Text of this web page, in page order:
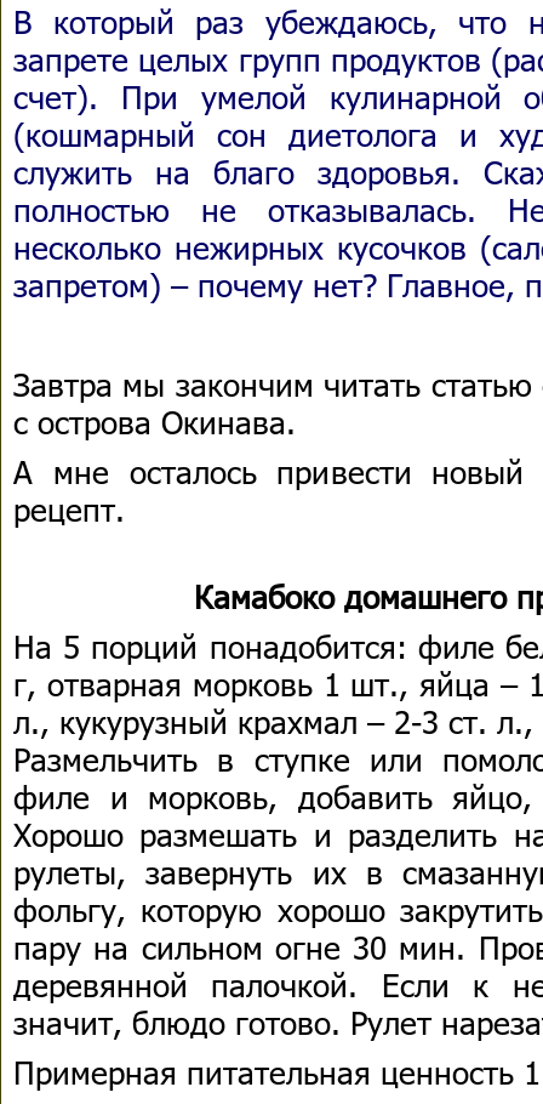
В который раз убеждаюсь, что
запрете целых групп продуктов
счет). При умелой кулинарной
(кошмарный сон диетолога и
служить на благо здоровья.
полностью не отказывалась.
несколько нежирных кусочков
запретом) – почему нет? Главное,
Завтра мы закончим читать
с острова Окинава.
А мне осталось привести новый
рецепт.
Камабоко домашнего
На 5 порций понадобится: филе
г, отварная морковь 1 шт., яйца –
л., кукурузный крахмал – 2-3 ст.
Размельчить в ступке или
филе и морковь, добавить
Хорошо размешать и разделить
рулеты, завернуть их в
фольгу, которую хорошо
пару на сильном огне 30 мин.
деревянной палочкой. Если к
значит, блюдо готово. Рулет
Примерная питательная ценность